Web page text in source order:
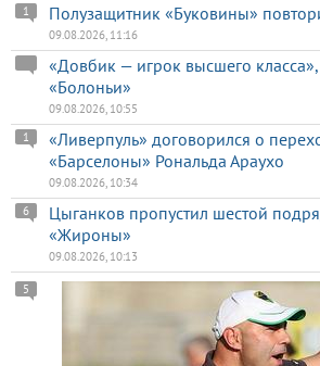
Полузащитник «Буковины»
1
09.08.2026, 11:16
«Довбик — игрок высшего
«Болоньи»
09.08.2026, 10:55
«Ливерпуль» договорился о
«Барселоны» Рональда Араухо
1
09.08.2026, 10:34
Цыганков пропустил шестой
«Жироны»
6
09.08.2026, 10:13
5